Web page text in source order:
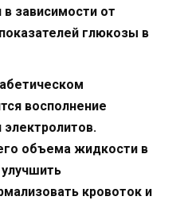
в зависимости от
глюкозы в
восполнение
объема жидкости в
кровоток и